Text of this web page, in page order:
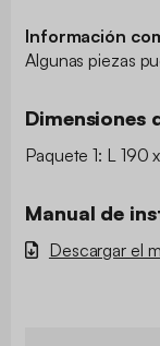
Información
Algunas piezas
Dimensiones
Paquete 1: L 190
Manual de
Descargar el